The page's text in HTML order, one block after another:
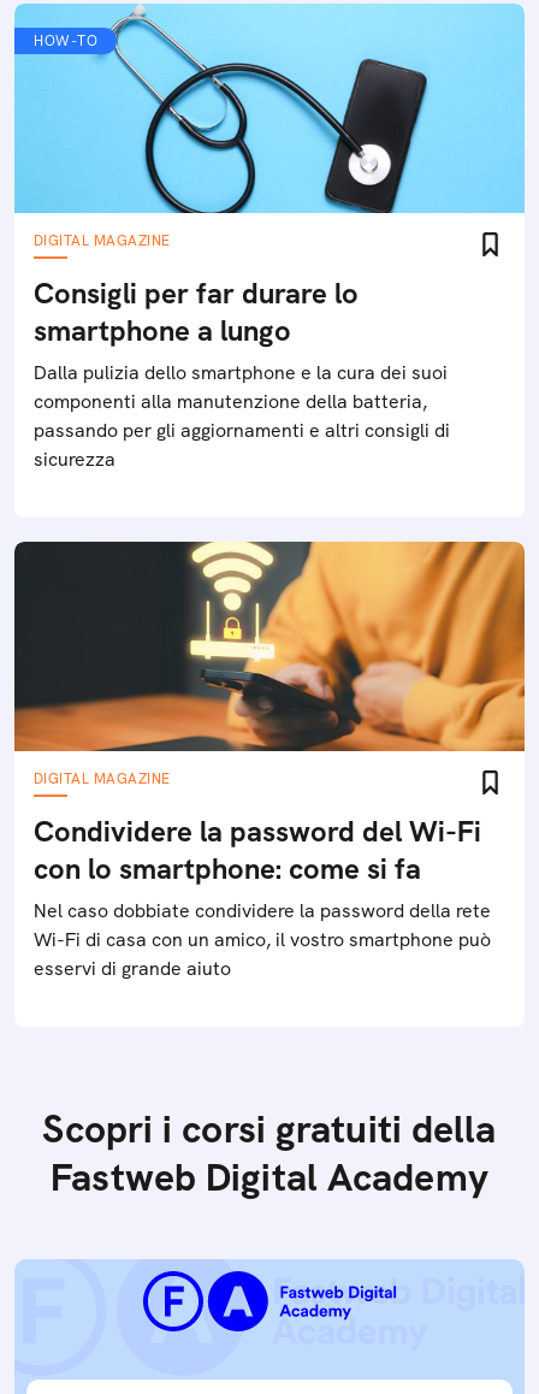
HOW-TO
DIGITAL MAGAZINE
Consigli per far durare lo
smartphone a lungo
Dalla pulizia dello smartphone e la cura dei suoi
componenti alla manutenzione della batteria,
passando per gli aggiornamenti e altri consigli di
sicurezza
DIGITAL MAGAZINE
Condividere la password del Wi-Fi
con lo smartphone: come si fa
Nel caso dobbiate condividere la password della rete
Wi-Fi di casa con un amico, il vostro smartphone può
esservi di grande aiuto
Scopri i corsi gratuiti della
Fastweb Digital Academy